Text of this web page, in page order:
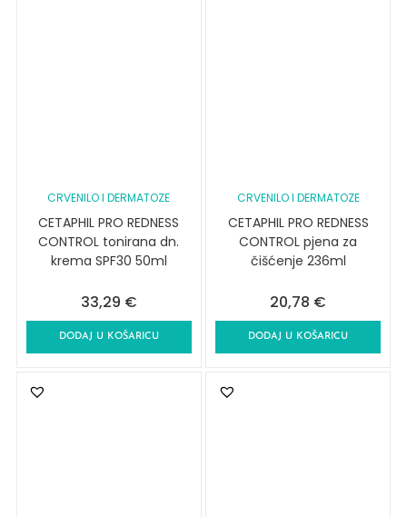
CRVENILO I DERMATOZE
CETAPHIL PRO REDNESS
CONTROL tonirana dn.
krema SPF30 50ml
33,29 €
DODAJ U KOŠARICU
CRVENILO I DERMATOZE
CETAPHIL PRO REDNESS
CONTROL pjena za
čišćenje 236ml
20,78 €
DODAJ U KOŠARICU